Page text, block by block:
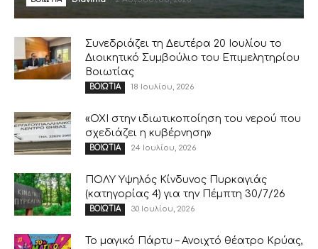
Συνεδριάζει τη Δευτέρα 20 Ιουλίου το
Διοικητικό Συμβούλιο του Επιμελητηρίου
Βοιωτίας
ΒΟΙΩΤΙΑ 18 Ιουλίου, 2026
«ΟΧΙ στην ιδιωτικοποίηση του νερού που
σχεδιάζει η κυβέρνηση»
ΒΟΙΩΤΙΑ 24 Ιουλίου, 2026
ΠΟΛΥ Υψηλός Κίνδυνος Πυρκαγιάς
(κατηγορίας 4) για την Πέμπτη 30/7/26
ΒΟΙΩΤΙΑ 30 Ιουλίου, 2026
Το μαγικό Πάρτυ – Ανοιχτό θέατρο Κρύας,